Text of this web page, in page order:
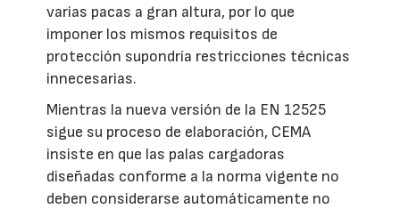
varias pacas a gran altura, por lo que
imponer los mismos requisitos de
protección supondría restricciones técnicas
innecesarias.
Mientras la nueva versión de la EN 12525
sigue su proceso de elaboración, CEMA
insiste en que las palas cargadoras
diseñadas conforme a la norma vigente no
deben considerarse automáticamente no